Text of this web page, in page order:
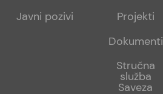
Javni pozivi
Projekti
Dokumenti
Stručna
služba
Saveza